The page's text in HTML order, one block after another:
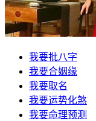
我要批八字
我要合姻缘
我要取名
我要运势化煞
我要命理预测